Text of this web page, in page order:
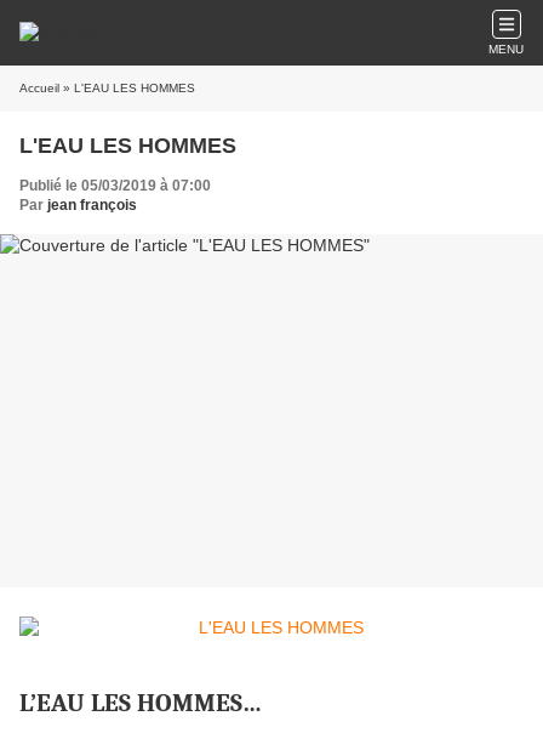
MENU
Accueil » L'EAU LES HOMMES
L'EAU LES HOMMES
Publié le 05/03/2019 à 07:00
Par jean françois
L’EAU LES HOMMES…